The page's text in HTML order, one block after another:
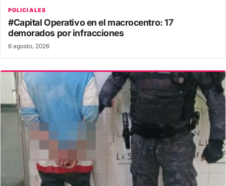
POLICIALES
#Capital Operativo en el macrocentro: 17
demorados por infracciones
6 agosto, 2026